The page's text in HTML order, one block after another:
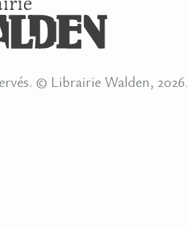
© Librairie Walden,